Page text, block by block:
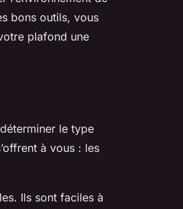
bons outils, vous
plafond une
le type
à vous : les
Ils sont faciles à